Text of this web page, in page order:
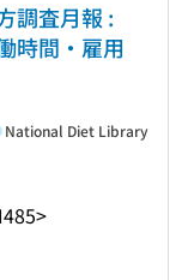
調査月報 :
時間・雇用
National Diet Library